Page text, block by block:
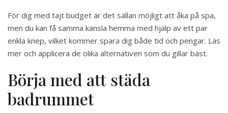
För dig med tajt budget är det sällan möjligt att åka på spa,
men du kan få samma känsla hemma med hjälp av ett par
enkla knep, vilket kommer spara dig både tid och pengar. Läs
mer och applicera de olika alternativen som du gillar bäst.
Börja med att städa
badrummet